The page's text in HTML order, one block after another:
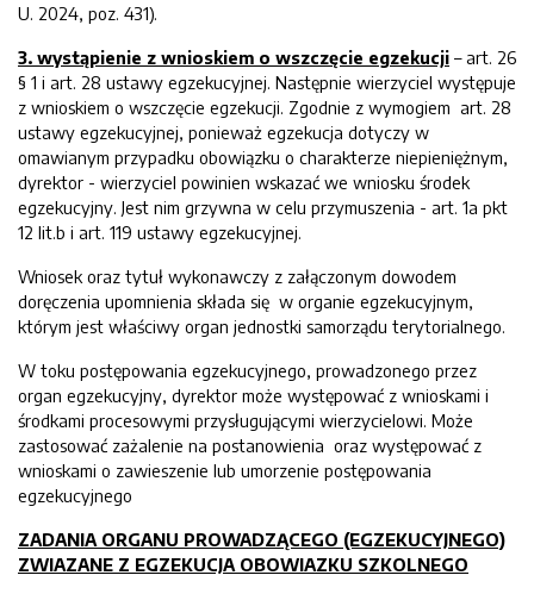
U. 2024, poz. 431).
3. wystąpienie z wnioskiem o wszczęcie egzekucji – art. 26
§ 1 i art. 28 ustawy egzekucyjnej. Następnie wierzyciel występuje
z wnioskiem o wszczęcie egzekucji. Zgodnie z wymogiem art. 28
ustawy egzekucyjnej, ponieważ egzekucja dotyczy w
omawianym przypadku obowiązku o charakterze niepieniężnym,
dyrektor - wierzyciel powinien wskazać we wniosku środek
egzekucyjny. Jest nim grzywna w celu przymuszenia - art. 1a pkt
12 lit.b i art. 119 ustawy egzekucyjnej.
Wniosek oraz tytuł wykonawczy z załączonym dowodem
doręczenia upomnienia składa się w organie egzekucyjnym,
którym jest właściwy organ jednostki samorządu terytorialnego.
W toku postępowania egzekucyjnego, prowadzonego przez
organ egzekucyjny, dyrektor może występować z wnioskami i
środkami procesowymi przysługującymi wierzycielowi. Może
zastosować zażalenie na postanowienia oraz występować z
wnioskami o zawieszenie lub umorzenie postępowania
egzekucyjnego
ZADANIA ORGANU PROWADZĄCEGO (EGZEKUCYJNEGO)
ZWIAZANE Z EGZEKUCJA OBOWIAZKU SZKOLNEGO